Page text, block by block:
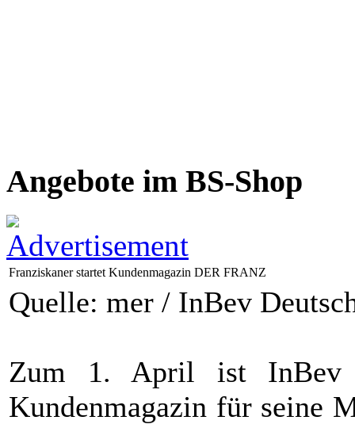
Angebote im BS-Shop
Franziskaner startet Kundenmagazin DER FRANZ
Quelle: mer / InBev
Zum 1. April ist InBev
Kundenmagazin für seine